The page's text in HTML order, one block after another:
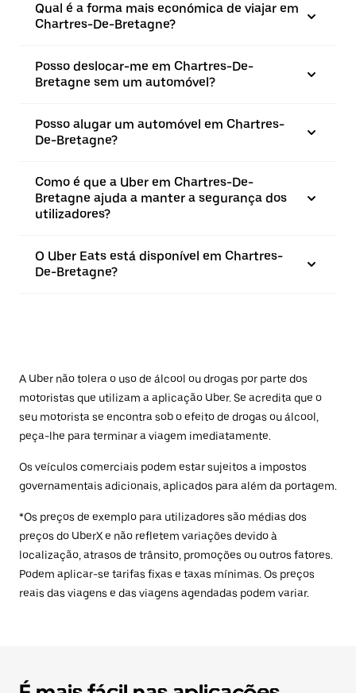
Qual é a forma mais económica de viajar em
Chartres-De-Bretagne?
Posso deslocar-me em Chartres-De-
Bretagne sem um automóvel?
Posso alugar um automóvel em Chartres-
De-Bretagne?
Como é que a Uber em Chartres-De-
Bretagne ajuda a manter a segurança dos
utilizadores?
O Uber Eats está disponível em Chartres-
De-Bretagne?
A Uber não tolera o uso de álcool ou drogas por parte dos
motoristas que utilizam a aplicação Uber. Se acredita que o
seu motorista se encontra sob o efeito de drogas ou álcool,
peça-lhe para terminar a viagem imediatamente.
Os veículos comerciais podem estar sujeitos a impostos
governamentais adicionais, aplicados para além da portagem.
*Os preços de exemplo para utilizadores são médias dos
preços do UberX e não refletem variações devido à
localização, atrasos de trânsito, promoções ou outros fatores.
Podem aplicar-se tarifas fixas e taxas mínimas. Os preços
reais das viagens e das viagens agendadas podem variar.